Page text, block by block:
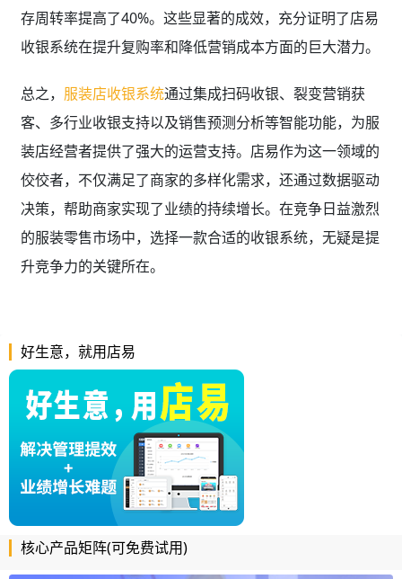
存周转率提高了40%。这些显著的成效，充分证明了店易
收银系统在提升复购率和降低营销成本方面的巨大潜力。
总之， 服装店收银系统通过集成扫码收银、裂变营销获
客、多行业收银支持以及销售预测分析等智能功能，为服
装店经营者提供了强大的运营支持。店易作为这一领域的
佼佼者，不仅满足了商家的多样化需求，还通过数据驱动
决策，帮助商家实现了业绩的持续增长。在竞争日益激烈
的服装零售市场中，选择一款合适的收银系统，无疑是提
升竞争力的关键所在。
好生意，就用店易
核心产品矩阵(可免费试用)